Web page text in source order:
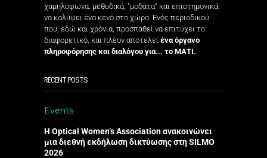
χαμηλόφωνα, μεθοδικά, "μοδάτα" και επιστημονικά,
να καλύψει ένα κενό στο χώρο. Ενός περιοδικού
που, εδώ και χρόνια, προσπαθεί να επιτύχει το
διαφορετικό, και πλέον αποτελεί ένα όργανο
πληροφόρησης και διαλόγου για... το ΜΑΤΙ.
RECENT POSTS
Events
Η Optical Women’s Association ανακοινώνει
μια διεθνή εκδήλωση δικτύωσης στη SILMO
2026